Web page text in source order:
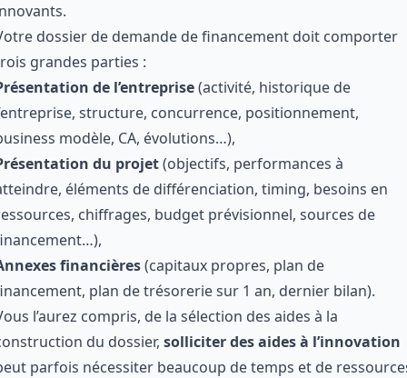
.
dossier de demande de financement doit comporter
grandes parties :
de l’entreprise(activité, historique de
structure, concurrence, positionnement,
modèle, CA, évolutions…),
du projet(objectifs, performances à
éléments de différenciation, timing, besoins en
chiffrages, budget prévisionnel, sources de
financières(capitaux propres, plan de
plan de trésorerie sur 1 an, dernier bilan).
l’aurez compris, de la sélection des aides à la
du dossier, solliciter des aides à l’innovation
parfois nécessiter beaucoup de temps et de